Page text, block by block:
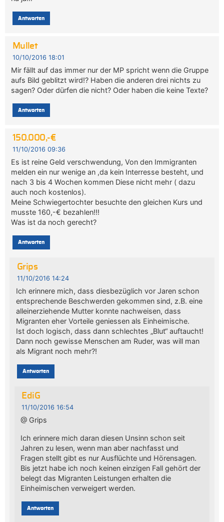
Antworten
Mullet
10/10/2016 18:01
Mir fällt auf das immer nur der MP spricht wenn die Gruppe
aufs Bild geblitzt wird!? Haben die anderen drei nichts zu
sagen? Oder dürfen die nicht? Oder haben die keine Texte?
Antworten
150.000,-€
11/10/2016 09:36
Es ist reine Geld verschwendung, Von den Immigranten
melden ein nur wenige an ,da kein Interresse besteht, und
nach 3 bis 4 Wochen kommen Diese nicht mehr ( dazu
auch noch kostenlos).
Meine Schwiegertochter besuchte den gleichen Kurs und
musste 160,-€ bezahlen!!!
Was ist da noch gerecht?
Antworten
Grips
11/10/2016 14:24
Ich erinnere mich, dass diesbezüglich vor Jaren schon
entsprechende Beschwerden gekommen sind, z.B. eine
alleinerziehende Mutter konnte nachweisen, dass
Migranten eher Vorteile geniessen als Einheimische.
Ist doch logisch, dass dann schlechtes „Blut“ auftaucht!
Dann noch gewisse Menschen am Ruder, was will man
als Migrant noch mehr?!
Antworten
EdiG
11/10/2016 16:54
@ Grips
Ich erinnere mich daran diesen Unsinn schon seit
Jahren zu lesen, wenn man aber nachfasst und
Fragen stellt gibt es nur Ausflüchte und Hörensagen.
Bis jetzt habe ich noch keinen einzigen Fall gehört der
belegt das Migranten Leistungen erhalten die
Einheimischen verweigert werden.
Antworten